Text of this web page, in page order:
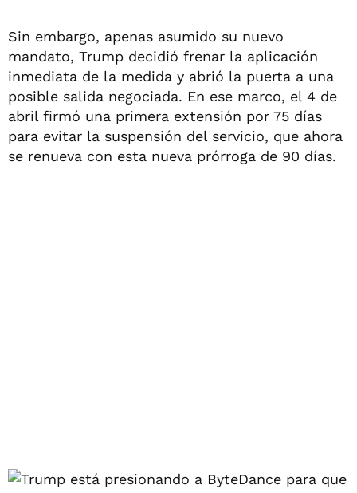
Sin embargo, apenas asumido su nuevo
mandato, Trump decidió frenar la aplicación
inmediata de la medida y abrió la puerta a una
posible salida negociada. En ese marco, el 4 de
abril firmó una primera extensión por 75 días
para evitar la suspensión del servicio, que ahora
se renueva con esta nueva prórroga de 90 días.